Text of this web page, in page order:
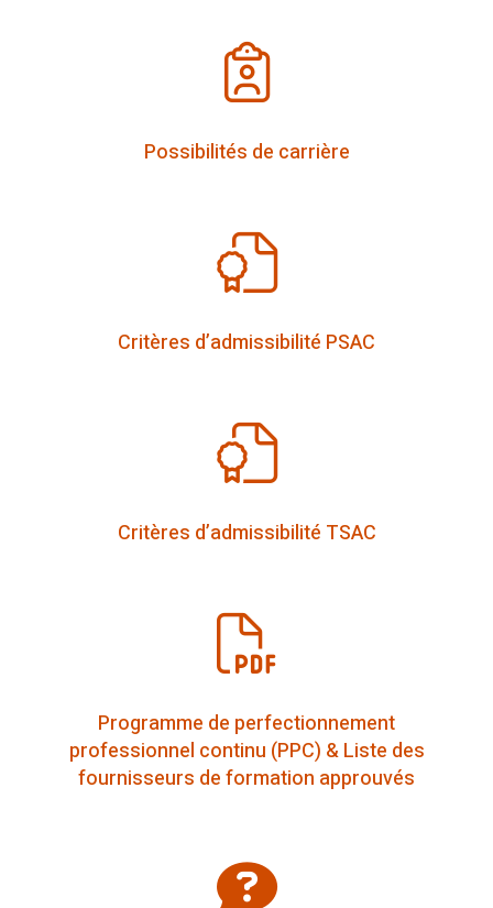
Possibilités de carrière
Critères d’admissibilité PSAC
Critères d’admissibilité TSAC
Programme de perfectionnement
professionnel continu (PPC) & Liste des
fournisseurs de formation approuvés